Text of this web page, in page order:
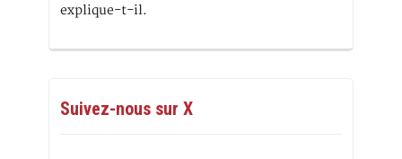
explique-t-il.
Suivez-nous sur X